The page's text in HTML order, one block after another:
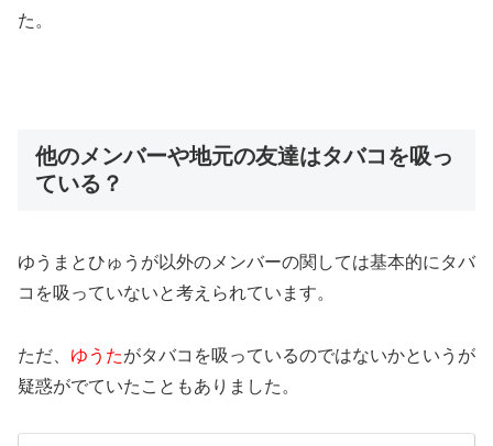
た。
他のメンバーや地元の友達はタバコを吸っ
ている？
ゆうまとひゅうが以外のメンバーの関しては基本的にタバ
コを吸っていないと考えられています。
ただ、 ゆうたがタバコを吸っているのではないかというが
疑惑がでていたこともありました。